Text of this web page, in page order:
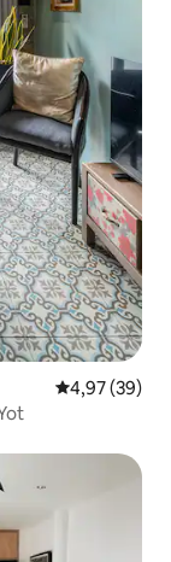
Vidutinis
4,97 (39)